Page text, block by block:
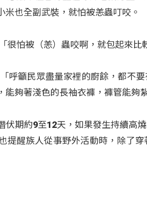
米也全副武裝，就怕被恙蟲叮咬。
很怕被（恙）蟲咬啊，就包起來比
呼籲民眾盡量家裡的廚餘，都不
夠著淺色的長袖衣褲，褲管能夠
伏期約9至12天，如果發生持續高
提醒族人從事野外活動時，除了